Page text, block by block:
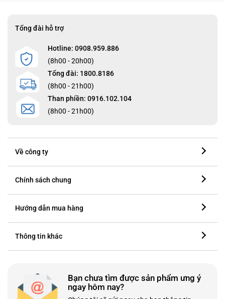
Tổng đài hỗ trợ
Hotline: 0908.959.886
(8h00 - 20h00)
Tổng đài: 1800.8186
(8h00 - 21h00)
Than phiền: 0916.102.104
(8h00 - 21h00)
Về công ty
Chính sách chung
Hướng dẫn mua hàng
Thông tin khác
Bạn chưa tìm được sản phẩm ưng ý
ngay hôm nay?